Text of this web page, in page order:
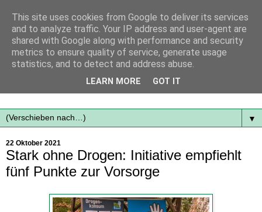
Mit frischen Themen aus der Region immer auf dem
▼
22 Oktober 2021
Stark ohne Drogen: Initiative empfiehlt
fünf Punkte zur Vorsorge
This site uses cookies from Google to deliver its services
and to analyze traffic. Your IP address and user-agent are
shared with Google along with performance and security
metrics to ensure quality of service, generate usage
statistics, and to detect and address abuse.
LEARN MORE GOT IT